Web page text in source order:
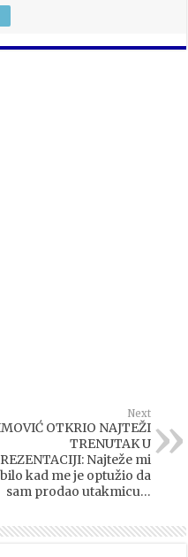
Next
OTKRIO NAJTEŽI
TRENUTAK U
Najteže mi
kad me je optužio da
sam prodao utakmicu…